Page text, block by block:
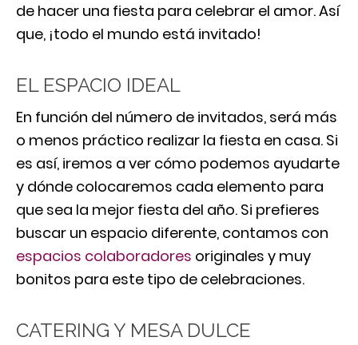
de hacer una fiesta para celebrar el amor. Así
que, ¡todo el mundo está invitado!
EL ESPACIO IDEAL
En función del número de invitados, será más
o menos práctico realizar la fiesta en casa. Si
es así, iremos a ver cómo podemos ayudarte
y dónde colocaremos cada elemento para
que sea la mejor fiesta del año. Si prefieres
buscar un espacio diferente, contamos con
espacios colaboradores originales y muy
bonitos para este tipo de celebraciones.
CATERING Y MESA DULCE